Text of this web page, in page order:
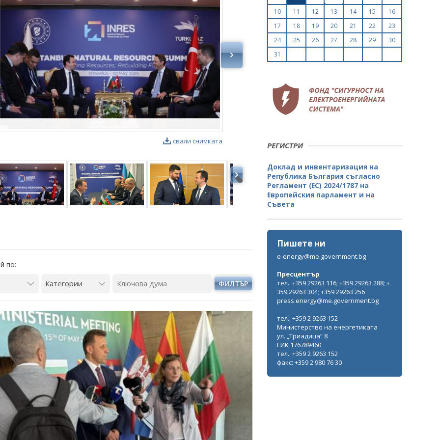
България заяви
роля в проектната
Кирил Темелков: България заяви
водещата си роля в проектната
свали снимката
по:
ФИЛТЪР
10
11 12 13 14 15
16
17
18 19 20 21 22
23
24
25 26 27 28 29
30
31
РЕГИСТРИ
Доклад и инвентаризация на
Република България съгласно
Регламент (ЕС) 2024/1787 на
Европейския парламент и на
Съвета
Пишете ни
e-energy@me.government.bg
Пресцентър
тел.: +359 29263 116; +359 29263 288; +
359 29263 304; +359 29263 256
press.energy@me.government.bg
тел.: +359 2 9263 152
Министерство на енергетиката
ул. „Триадица“ 8
ЕИК 176789460
тел.: +359 2 9263 152
факс: +359 2 980 76 30